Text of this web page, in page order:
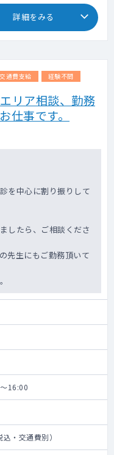
詳細をみる
通費支給 経験不問
リア相談、勤務
仕事です。
を中心に割り振りして
したら、ご相談くださ
先生にもご勤務頂いて
16:00
・交通費別）